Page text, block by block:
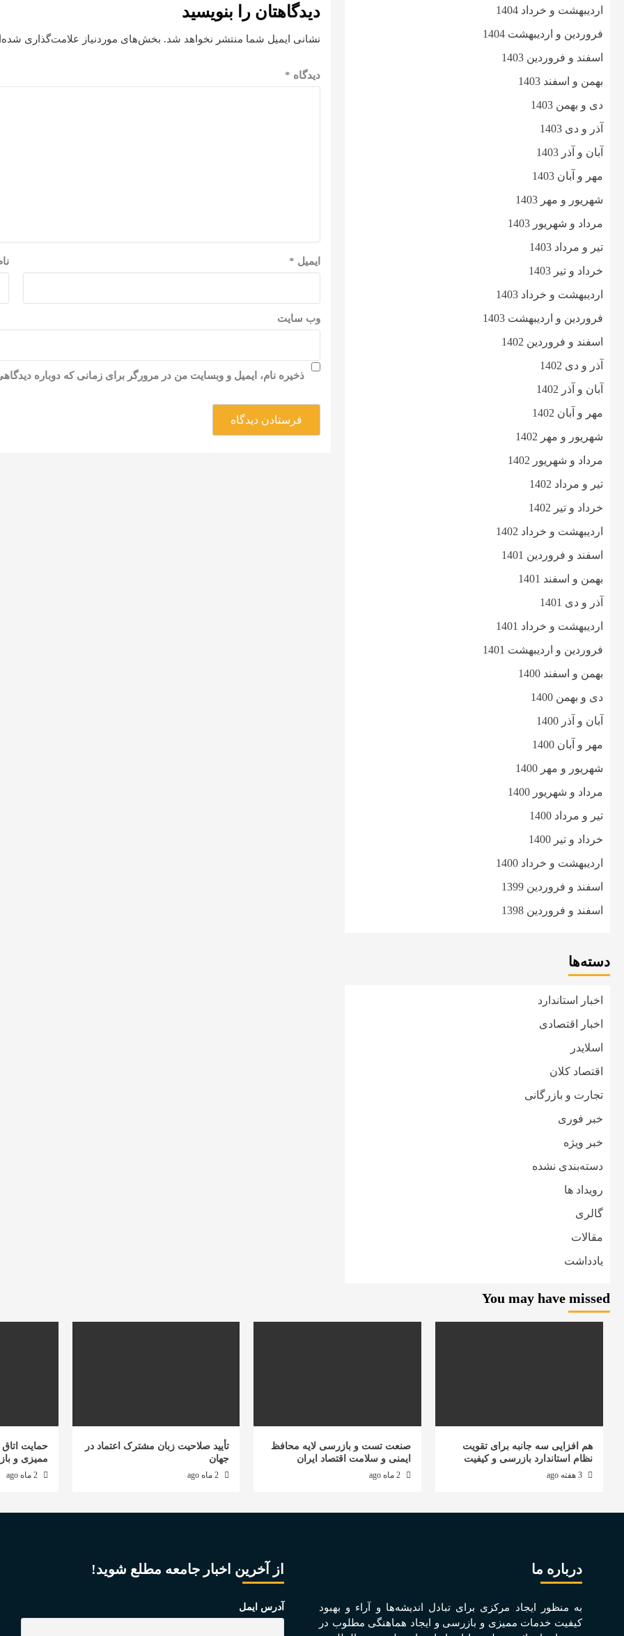
دیدگاهتان را بنویسید
نشانی ایمیل شما منتشر نخواهد شد. بخش‌های موردنیاز علامت‌گذاری
دیدگاه *
ایمیل *
وب‌ سایت
ذخیره نام، ایمیل و وبسایت من در مرورگر برای زمانی که دوباره
اردیبهشت و خرداد 1404
فروردین و اردیبهشت 1404
اسفند و فروردین 1403
بهمن و اسفند 1403
دی و بهمن 1403
آذر و دی 1403
آبان و آذر 1403
مهر و آبان 1403
شهریور و مهر 1403
مرداد و شهریور 1403
تیر و مرداد 1403
خرداد و تیر 1403
اردیبهشت و خرداد 1403
فروردین و اردیبهشت 1403
اسفند و فروردین 1402
آذر و دی 1402
آبان و آذر 1402
مهر و آبان 1402
شهریور و مهر 1402
مرداد و شهریور 1402
تیر و مرداد 1402
خرداد و تیر 1402
اردیبهشت و خرداد 1402
اسفند و فروردین 1401
بهمن و اسفند 1401
آذر و دی 1401
اردیبهشت و خرداد 1401
فروردین و اردیبهشت 1401
بهمن و اسفند 1400
دی و بهمن 1400
آبان و آذر 1400
مهر و آبان 1400
شهریور و مهر 1400
مرداد و شهریور 1400
تیر و مرداد 1400
خرداد و تیر 1400
اردیبهشت و خرداد 1400
اسفند و فروردین 1399
اسفند و فروردین 1398
دسته‌ها
اخبار استاندارد
اخبار اقتصادی
اسلایدر
اقتصاد کلان
تجارت و بازرگانی
خبر فوری
خبر ویژه
دسته‌بندی نشده
رویداد ها
گالری
مقالات
یادداشت
You may have missed
هم افزایی سه جانبه برای تقویت
نظام استاندارد بازرسی و کیفیت
صنعت تست و بازرسی لایه محافظ
ایمنی و سلامت اقتصاد ایران
تأیید صلاحیت زبان مشترک اعتماد در
جهان
حمایت اتاق
ممیزی و
2 ماه ago
درباره ما
به منظور ايجاد مرکزی برای تبادل انديشه‌ها و آراء و بهبود
کيفيت خدمات مميزی و بازرسی و ايجاد هماهنگی مطلوب در
از آخرین اخبار جامعه مطلع شوید!
آدرس ایمل